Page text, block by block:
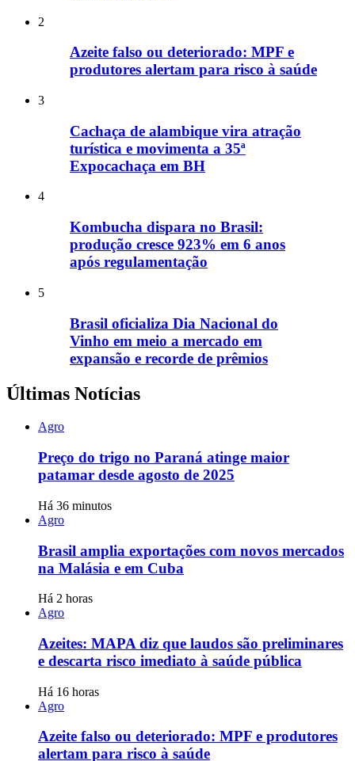
2
Azeite falso ou deteriorado: MPF e
produtores alertam para risco à saúde
3
Cachaça de alambique vira atração
turística e movimenta a 35ª
Expocachaça em BH
4
Kombucha dispara no Brasil:
produção cresce 923% em 6 anos
após regulamentação
5
Brasil oficializa Dia Nacional do
Vinho em meio a mercado em
expansão e recorde de prêmios
Últimas Notícias
Agro
Preço do trigo no Paraná atinge maior
patamar desde agosto de 2025
Há 36 minutos
Agro
Brasil amplia exportações com novos mercados
na Malásia e em Cuba
Há 2 horas
Agro
Azeites: MAPA diz que laudos são preliminares
e descarta risco imediato à saúde pública
Há 16 horas
Agro
Azeite falso ou deteriorado: MPF e produtores
alertam para risco à saúde